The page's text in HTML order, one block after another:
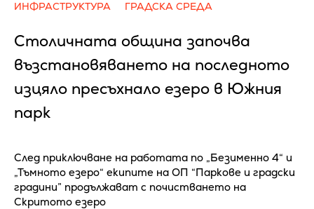
ИНФРАСТРУКТУРА ГРАДСКА СРЕДА
Столичната община започва
възстановяването на последното
изцяло пресъхнало езеро в Южния
парк
След приключване на работата по „Безименно 4“ и
„Тъмното езеро“ екипите на ОП “Паркове и градски
градини” продължават с почистването на
Скритото езеро